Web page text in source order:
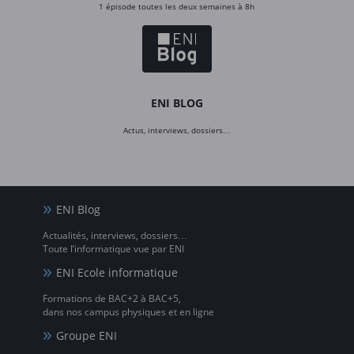
1 épisode toutes les deux semaines à 8h
ENI BLOG
Actus, interviews, dossiers…
ENI Blog
Actualités, interviews, dossiers…
Toute l’informatique vue par ENI
ENI Ecole informatique
Formations de BAC+2 à BAC+5,
dans nos campus physiques et en ligne
Groupe ENI